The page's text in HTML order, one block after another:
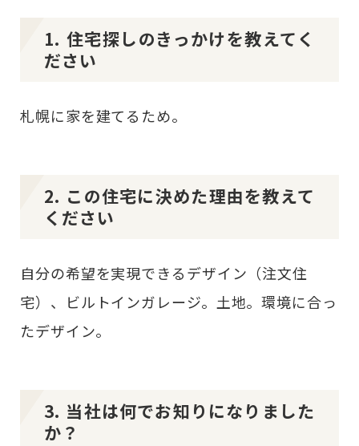
1. 住宅探しのきっかけを教えてく
ださい
札幌に家を建てるため。
2. この住宅に決めた理由を教えて
ください
自分の希望を実現できるデザイン（注文住
宅）、ビルトインガレージ。土地。環境に合っ
たデザイン。
3. 当社は何でお知りになりました
か？